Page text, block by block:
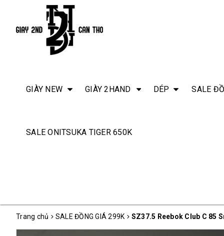
GIÀY NEW GIÀY 2HAND DÉP SALE
SALE ONITSUKA TIGER 650K
Trang chủ SALE ĐỒNG GIÁ 299K SZ37.5 Reebok Club C 85